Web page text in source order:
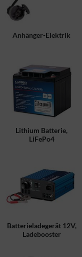
Anhänger-Elektrik
Lithium Batterie,
LiFePo4
Batterieladegerät 12V,
Ladebooster